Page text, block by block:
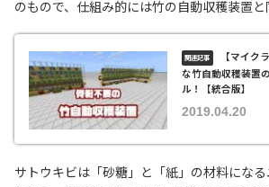
のもので、仕組み的には竹の自動収穫装置と
【マイク
な竹自動収穫装置
ル！【統合版】
2019.04.20
サトウキビは「砂糖」と「紙」の材料にな